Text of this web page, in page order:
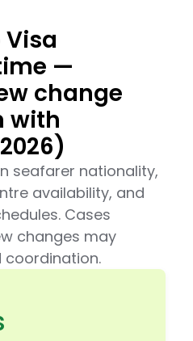
Visa
—
change
with
seafarer nationality,
availability, and
Cases
changes may
coordination.